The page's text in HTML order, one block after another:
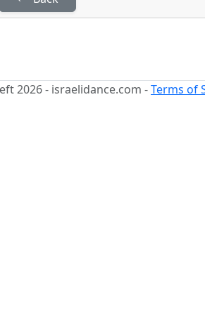
2026 - israelidance.com -Terms of